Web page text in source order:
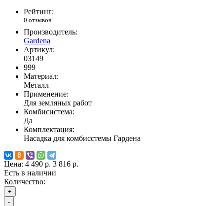
Рейтинг:
0 отзывов
Производитель:
Gardena
Артикул:
03149
999
Материал:
Металл
Применение:
Для земляных работ
Комбисистема:
Да
Комплектация:
Насадка для комбисстемы Гардена
Цена: 4 490 р. 3 816 р.
Есть в наличии
Количество:
+
-